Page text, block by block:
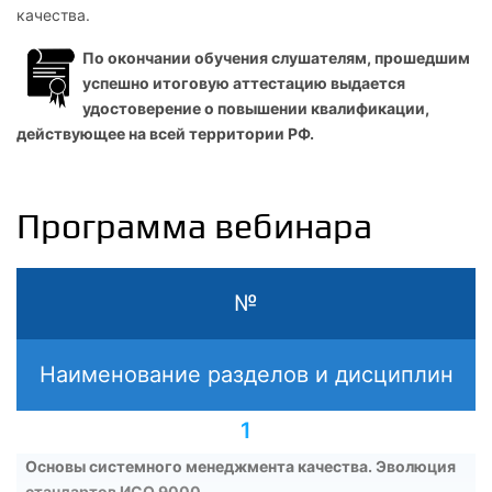
качества.
По окончании обучения слушателям, прошедшим
успешно итоговую аттестацию выдается
удостоверение о повышении квалификации,
действующее на всей территории РФ.
Программа вебинара
№
Наименование разделов и дисциплин
1
Основы системного менеджмента качества. Эволюция